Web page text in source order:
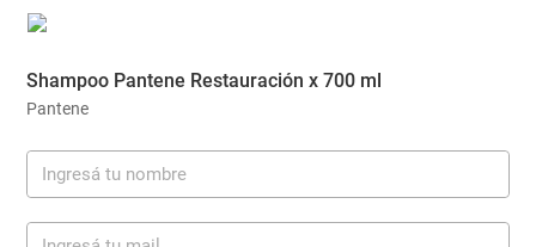
Shampoo Pantene Restauración x 700 ml
Pantene